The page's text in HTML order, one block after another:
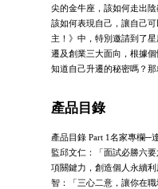
尖的金牛座，該如何走出
該如何表現自己，讓自己
主！》中，特別邀請到了
遷及創業三大面向，根據
知道自己升遷的秘密嗎？
產品目錄
產品目錄 Part 1名家專欄─
監邱文仁：「面試必勝六
項關鍵力，創造個人永續
智：「三心二意，讓你在